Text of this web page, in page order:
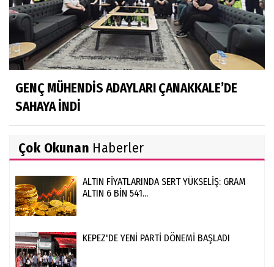
GENÇ MÜHENDİS ADAYLARI ÇANAKKALE’DE
SAHAYA İNDİ
Çok Okunan Haberler
ALTIN FİYATLARINDA SERT YÜKSELİŞ: GRAM
ALTIN 6 BİN 541...
KEPEZ'DE YENİ PARTİ DÖNEMİ BAŞLADI